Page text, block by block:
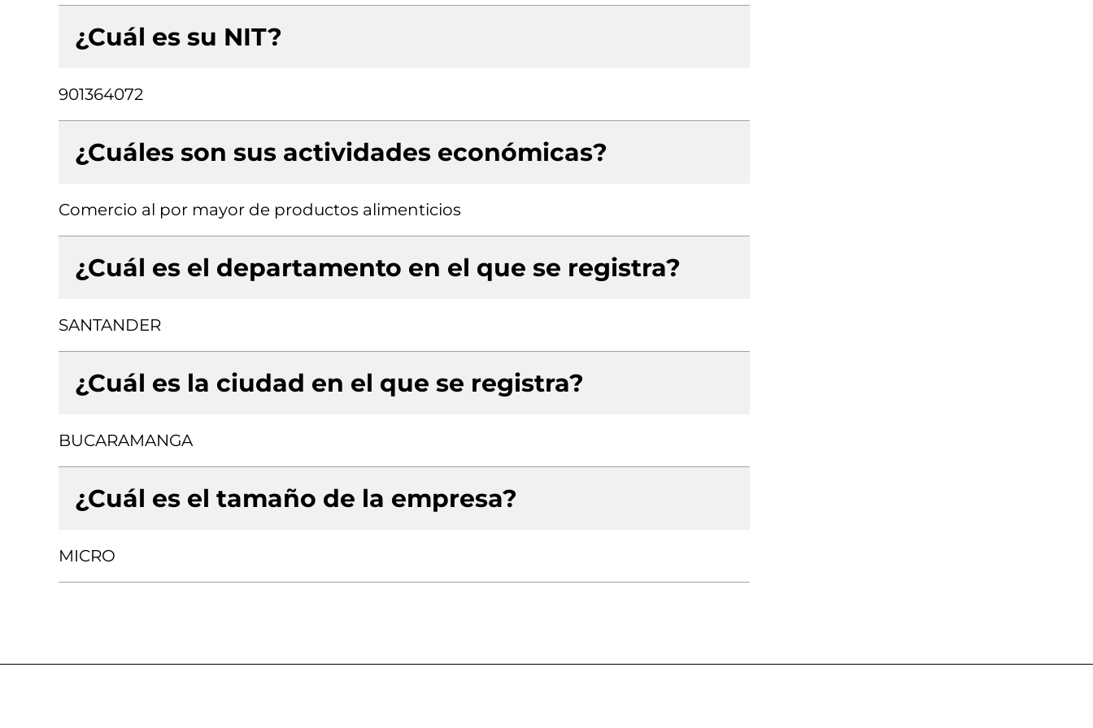
¿Cuál es su NIT?
901364072
¿Cuáles son sus actividades económicas?
Comercio al por mayor de productos alimenticios
¿Cuál es el departamento en el que se registra?
SANTANDER
¿Cuál es la ciudad en el que se registra?
BUCARAMANGA
¿Cuál es el tamaño de la empresa?
MICRO